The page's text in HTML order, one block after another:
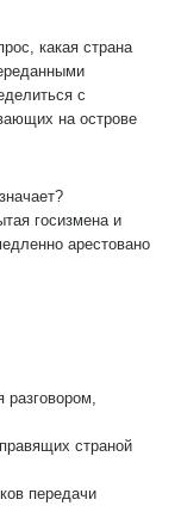
какая страна
с
на острове
госизмена и
арестовано
разговором,
страной
передачи